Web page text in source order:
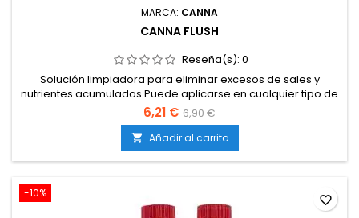
MARCA: CANNA
CANNA FLUSH
Reseña(s): 0
Solución limpiadora para eliminar excesos de sales y
nutrientes acumulados.Puede aplicarse en cualquier tipo de
sustrato: tierra, coco e hidroponía.Actúa de forma selectiva:
elimina excesos sin dañar la microbiología del
sustrato.Corrige problemas de sobrefertilización durante el
cultivo.Asegura un mejor aprovechamiento de nutrientes
tras el...
6,21 € 6,90 €
 Añadir al carrito
-10% favorite_border